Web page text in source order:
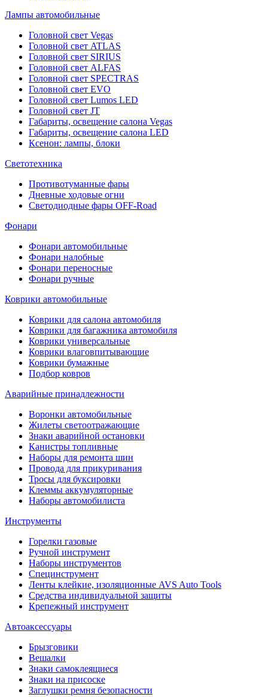
Лампы автомобильные
Головной свет Vegas
Головной свет ATLAS
Головной свет SIRIUS
Головной свет ALFAS
Головной свет SPECTRAS
Головной свет EVO
Головной свет Lumos LED
Головной свет JT
Габариты, освещение салона Vegas
Габариты, освещение салона LED
Ксенон: лампы, блоки
Светотехника
Противотуманные фары
Дневные ходовые огни
Светодиодные фары OFF-Road
Фонари
Фонари автомобильные
Фонари налобные
Фонари переносные
Фонари ручные
Коврики автомобильные
Коврики для салона автомобиля
Коврики для багажника автомобиля
Коврики универсальные
Коврики влаговпитывающие
Коврики бумажные
Подбор ковров
Аварийные принадлежности
Воронки автомобильные
Жилеты светоотражающие
Знаки аварийной остановки
Канистры топливные
Наборы для ремонта шин
Провода для прикуривания
Тросы для буксировки
Клеммы аккумуляторные
Наборы автомобилиста
Инструменты
Горелки газовые
Ручной инструмент
Наборы инструментов
Специнструмент
Ленты клейкие, изоляционные AVS Auto Tools
Средства индивидуальной защиты
Крепежный инструмент
Автоаксессуары
Брызговики
Вешалки
Знаки самоклеящиеся
Знаки на присоске
Заглушки ремня безопасности